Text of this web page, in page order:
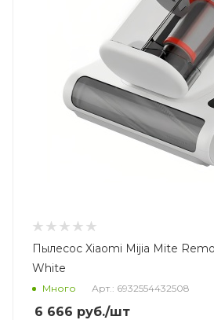
Пылесос Xiaomi Mijia Mite
White
Много Арт.: 6932554432508
6 666 руб./шт